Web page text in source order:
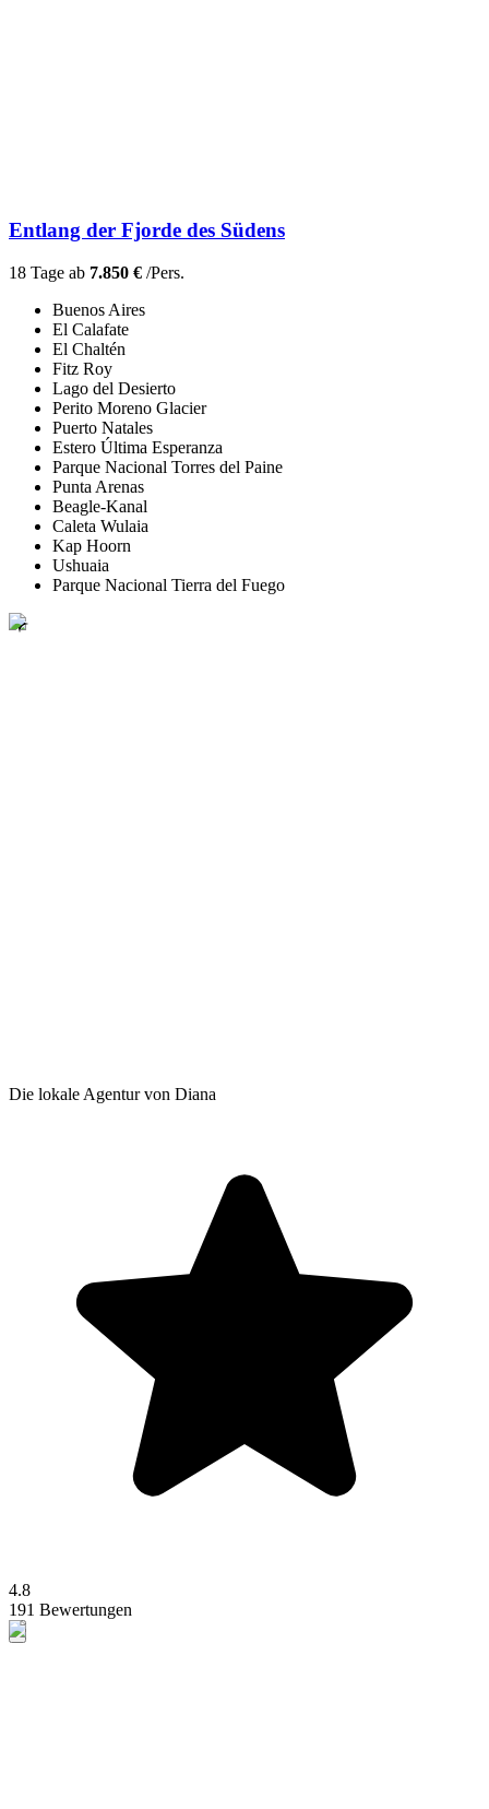
Entlang der Fjorde des Südens
18 Tage ab 7.850 € /Pers.
Buenos Aires
El Calafate
El Chaltén
Fitz Roy
Lago del Desierto
Perito Moreno Glacier
Puerto Natales
Estero Última Esperanza
Parque Nacional Torres del Paine
Punta Arenas
Beagle-Kanal
Caleta Wulaia
Kap Hoorn
Ushuaia
Parque Nacional Tierra del Fuego
Die lokale Agentur von Diana
4.8
191 Bewertungen